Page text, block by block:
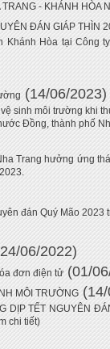
- KHÁNH HÒA
ĐÁN GIÁP THÌN
Khánh Hòa tại Công
(14/06/2023)
sinh môi trường khi
Đồng, thành phố
Trang hưởng ứng
đán Quý Mão 2023
06/2022)
đơn điện tử (01/
MÔI TRƯỜNG
DỊP TẾT NGUYÊN
chi tiết)